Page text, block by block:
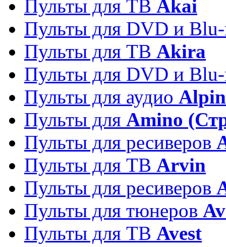
Пульты для ТВ Akai
Пульты для DVD и
Пульты для ТВ Akira
Пульты для DVD и
Пульты для аудио
Пульты для Amino
Пульты для ресиверов
Пульты для ТВ Arvin
Пульты для ресиверов
Пульты для тюнеров
Пульты для ТВ Avest